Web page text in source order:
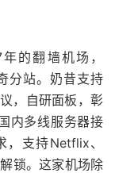
的翻墙机场，
分站。奶昔支持
，自研面板，彰
内多线服务器接
支持Netflix、
锁。这家机场除